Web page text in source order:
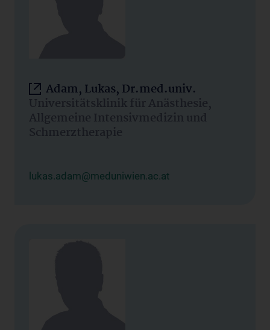
Adam, Lukas, Dr.med.univ.
Universitätsklinik für Anästhesie,
Allgemeine Intensivmedizin und
Schmerztherapie
lukas.adam@meduniwien.ac.at